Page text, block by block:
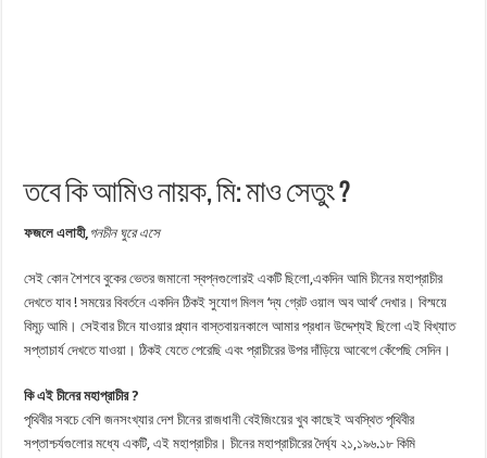
তবে কি আমিও নায়ক, মি: মাও সেতুং ?
ফজলে এলাহী, গনচীন ঘুরে এসে
সেই কোন শৈশবে বুকের ভেতর জমানো স্বপ্নগুলোরই একটি ছিলো,একদিন আমি চীনের মহাপ্রাচীর
দেখতে যাব ! সময়ের বিবর্তনে একদিন ঠিকই সুযোগ মিলল ‘দ্য গ্রেট ওয়াল অব আর্থ’ দেখার। বিস্ময়ে
বিমূঢ় আমি। সেইবার চীনে যাওয়ার প্ল্যান বাস্তবায়নকালে আমার প্রধান উদ্দেশ্যই ছিলো এই বিখ্যাত
সপ্তাচার্য দেখতে যাওয়া। ঠিকই যেতে পেরেছি এবং প্রাচীরের উপর দাঁড়িয়ে আবেগে কেঁপেছি সেদিন।
কি এই চীনের মহাপ্রাচীর ?
পৃথিবীর সবচে বেশি জনসংখ্যার দেশ চীনের রাজধানী বেইজিংয়ের খুব কাছেই অবস্থিত পৃথিবীর
সপ্তাশ্চর্যগুলোর মধ্যে একটি, এই মহাপ্রাচীর। চীনের মহাপ্রাচীরের দৈর্ঘ্য ২১,১৯৬.১৮ কিমি